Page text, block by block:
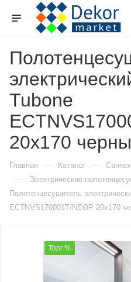
Tubone
20х170
Главная — Каталог —
— Электрические
Полотенцесушитель
ECTNVS170001T/NEOP 20х170
Торг %